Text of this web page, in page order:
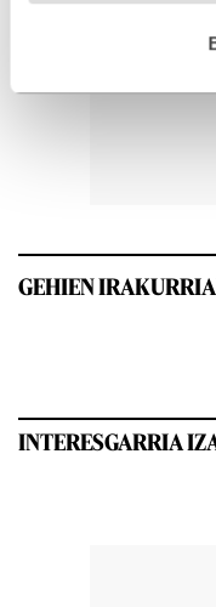
esplizitua ematen
GEHIEN
INTERESGARRIA